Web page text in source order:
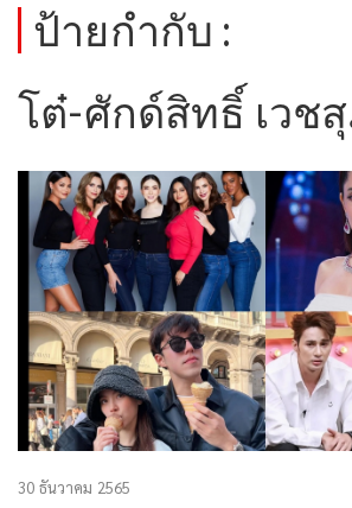
ป้ายกำกับ :
โต๋-ศักด์สิทธิ์ เวช
30 ธันวาคม 2565